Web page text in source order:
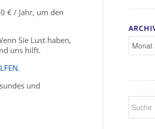
€ / Jahr, um den
Sie Lust haben,
uns hilft.
.
und